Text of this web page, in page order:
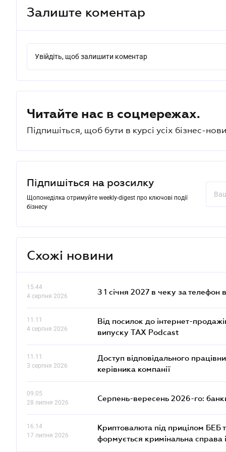
Залиште коментар
Увійдіть, щоб залишити коментар
Читайте нас в соцмережах.
Підпишіться, щоб бути в курсі усіх бізнес-
Підпишіться на розсилку
Щопонеділка отримуйте weekly-digest про ключові події
бізнесу
Схожі новини
15.44
4 серпня 2026
З 1 січня 2027 в чеку за телефон
11.11
4 серпня 2026
Від посилок до інтернет-
випуску TAX Podcast
11.11
3 серпня 2026
Доступ відповідального
керівника компанії
09.05
28 липня 2026
Серпень-вересень 2026-го:
16.14
17 липня 2026
Криптовалюта під прицілом БЕБ
формується кримінальна справа